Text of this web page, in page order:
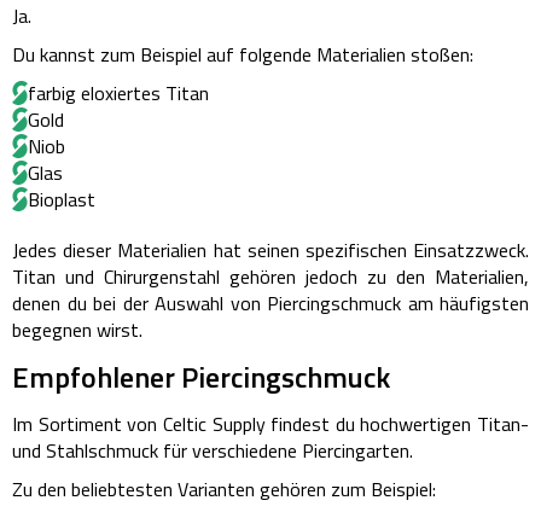
Ja.
Du kannst zum Beispiel auf folgende Materialien stoßen:
farbig eloxiertes Titan
Gold
Niob
Glas
Bioplast
Jedes dieser Materialien hat seinen spezifischen Einsatzzweck.
Titan und Chirurgenstahl gehören jedoch zu den Materialien,
denen du bei der Auswahl von Piercingschmuck am häufigsten
begegnen wirst.
Empfohlener Piercingschmuck
Im Sortiment von Celtic Supply findest du hochwertigen Titan-
und Stahlschmuck für verschiedene Piercingarten.
Zu den beliebtesten Varianten gehören zum Beispiel: